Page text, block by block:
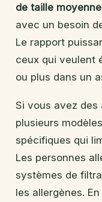
de taille moyenne
avec un besoin
Le rapport
ceux qui veulent
ou plus dans un
Si vous avez des
plusieurs
spécifiques qui
Les personnes
systèmes de
les allergènes.